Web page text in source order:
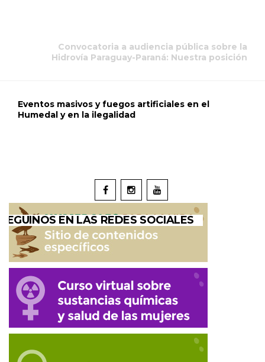
Convocatoria a audiencia pública sobre la
Hidrovía Paraguay-Paraná: Nuestra posición
Eventos masivos y fuegos artificiales en el
Humedal y en la ilegalidad
SEGUINOS EN LAS REDES SOCIALES